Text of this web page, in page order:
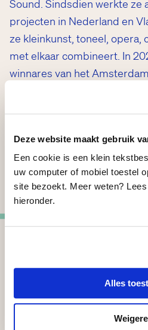
Deze website maakt gebruik
Een cookie is een klein
uw computer of mobiel toestel
site bezoekt. Meer weten?
hieronder.
Alles
Sound. Sindsdien werkte ze
projecten in Nederland en
ze kleinkunst, toneel, opera,
met elkaar combineert. In
winnares van het
Sonneveldprijs) als de
Voor haar
2024 de Neerlands Hoop
theatermaker met een
De voorstelling omschrijft ze
clichés van het vrouwbeeld
doet ze aan de hand van
Koningin van de Nacht en
pianolerares, die